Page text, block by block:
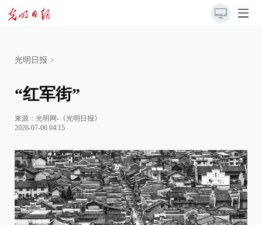
光明日报 >
“红军街”
来源： 光明网-《光明日报》
2026-07-06 04:15